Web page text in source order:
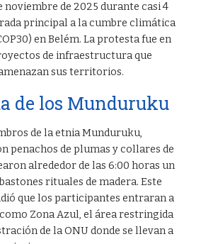
noviembre de 2025 durante casi 4
principal a la cumbre climática
en Belém. La protesta fue en
de infraestructura que
sus territorios.
de los Munduruku
de la etnia Munduruku,
penachos de plumas y collares de
alrededor de las 6:00 horas un
rituales de madera. Este
que los participantes entraran a
Zona Azul, el área restringida
de la ONU donde se llevan a